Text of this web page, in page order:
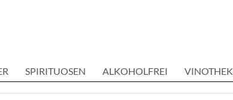
SPIRITUOSEN ALKOHOLFREI VINOTHEK